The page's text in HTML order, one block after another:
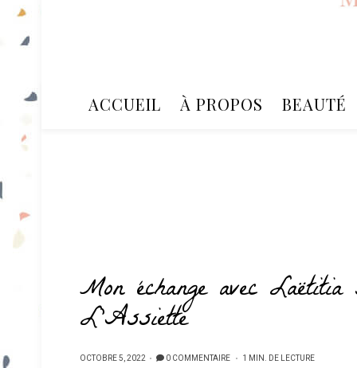
ACCUEIL À PROPOS BEAUTÉ
Mon échange avec
L’Assiette
PUBLIÉ
OCTOBRE 5, 2022 0 COMMENTAIRE 1 MIN. DE LECTURE